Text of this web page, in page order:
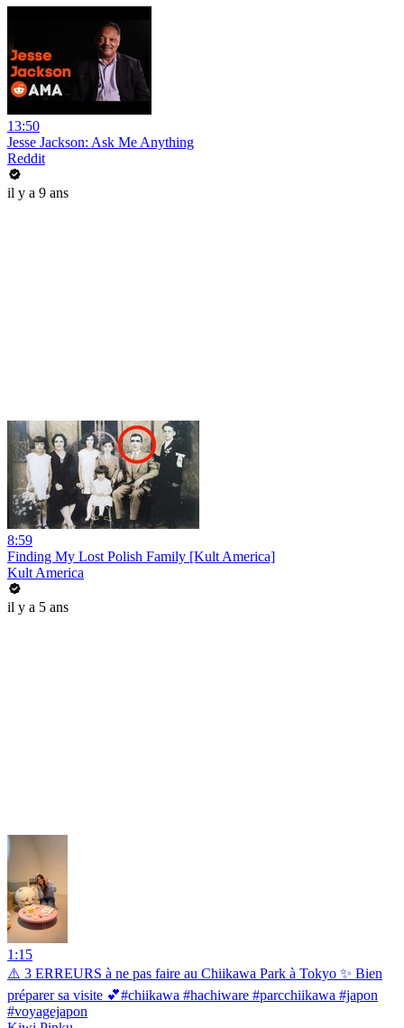
13:50
Jesse Jackson: Ask Me Anything
Reddit
il y a 9 ans
8:59
Finding My Lost Polish Family [Kult America]
Kult America
il y a 5 ans
1:15
⚠️ 3 ERREURS à ne pas faire au Chiikawa Park à Tokyo ✨ Bien
préparer sa visite 💕#chiikawa #hachiware #parcchiikawa #japon
#voyagejapon